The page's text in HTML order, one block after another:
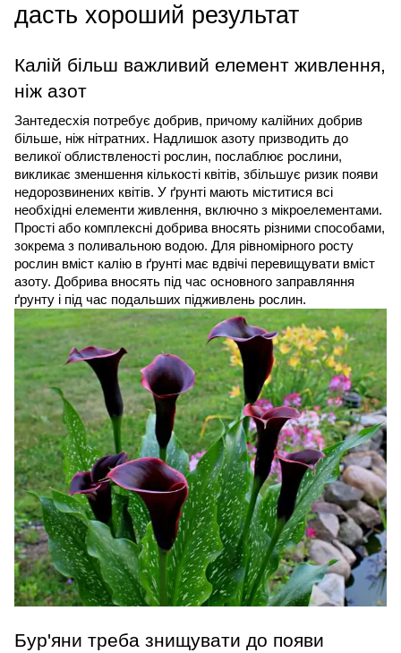
дасть хороший результат
Калій більш важливий елемент живлення,
ніж азот
Зантедесхія потребує добрив, причому калійних добрив
більше, ніж нітратних. Надлишок азоту призводить до
великої облиствленості рослин, послаблює рослини,
викликає зменшення кількості квітів, збільшує ризик появи
недорозвинених квітів. У ґрунті мають міститися всі
необхідні елементи живлення, включно з мікроелементами.
Прості або комплексні добрива вносять різними способами,
зокрема з поливальною водою. Для рівномірного росту
рослин вміст калію в ґрунті має вдвічі перевищувати вміст
азоту. Добрива вносять під час основного заправляння
ґрунту і під час подальших підживлень рослин.
Бур'яни треба знищувати до появи